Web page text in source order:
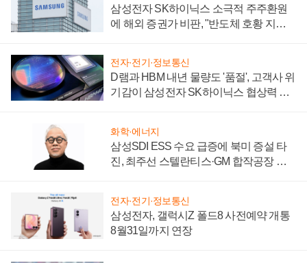
삼성전자 SK하이닉스 소극적 주주환원
에 해외 증권가 비판, "반도체 호황 지속
전자·전기·정보통신
D램과 HBM 내년 물량도 '품절', 고객사 위
기감이 삼성전자 SK하이닉스 협상력 더
화학·에너지
삼성SDI ESS 수요 급증에 북미 증설 타
진, 최주선 스텔란티스·GM 합작공장 건
전자·전기·정보통신
삼성전자, 갤럭시Z 폴드8 사전예약 개통
8월31일까지 연장